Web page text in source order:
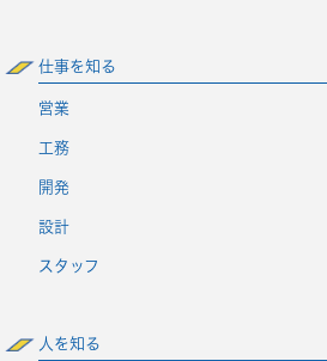
仕事を知る
営業
工務
開発
設計
スタッフ
人を知る